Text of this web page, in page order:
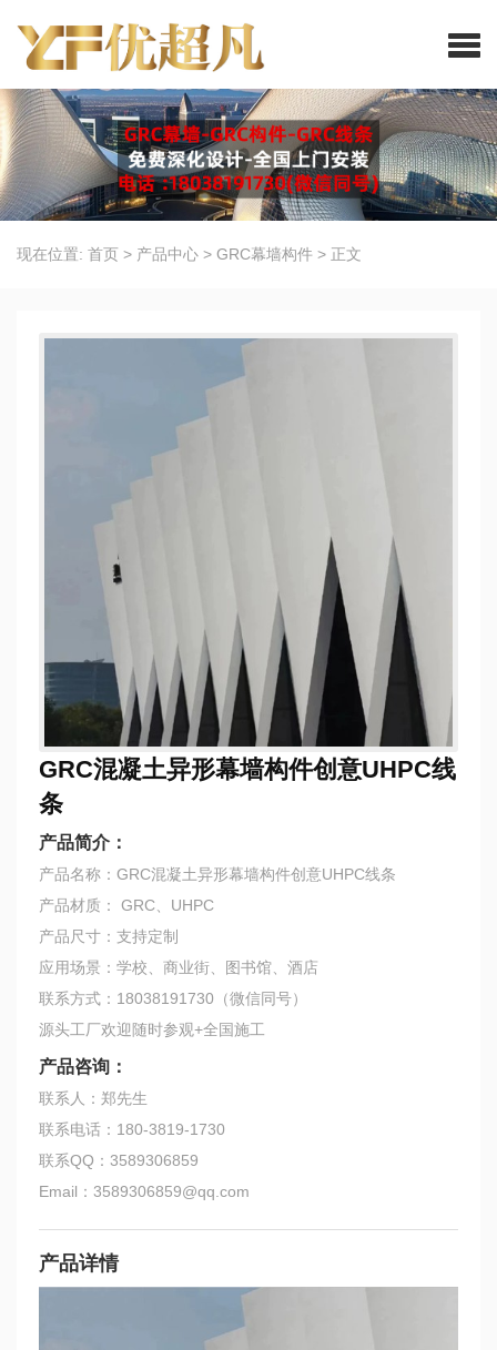
现在位置: 首页 > 产品中心 > GRC幕墙构件 > 正文
GRC混凝土异形幕墙构件创意UHPC线
条
产品简介：
产品名称：GRC混凝土异形幕墙构件创意UHPC线条
产品材质： GRC、UHPC
产品尺寸：支持定制
应用场景：学校、商业街、图书馆、酒店
联系方式：18038191730（微信同号）
源头工厂欢迎随时参观+全国施工
产品咨询：
联系人：郑先生
联系电话：180-3819-1730
联系QQ：3589306859
Email：3589306859@qq.com
产品详情